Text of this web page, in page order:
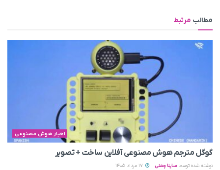
مطالب مرتبط
اخبار هوش مصنوعی
گوگل مترجم هوش مصنوعی آفلاین ساخت + تصویر
نوشته شده توسط ساینا چمنی